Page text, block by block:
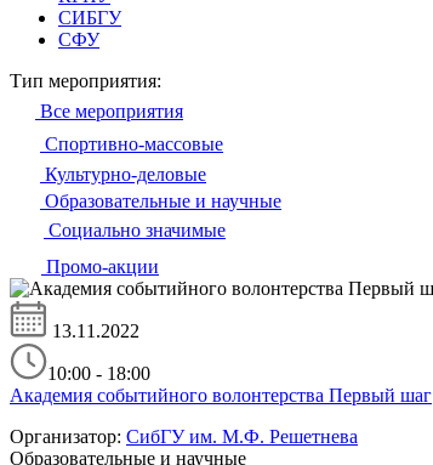
СИБГУ
СФУ
Тип мероприятия:
Все мероприятия
Спортивно-массовые
Культурно-деловые
Образовательные и научные
Социально значимые
Промо-акции
13.11.2022
10:00 - 18:00
Академия событийного волонтерства Первый шаг
Организатор: СибГУ им. М.Ф. Решетнева
Образовательные и научные